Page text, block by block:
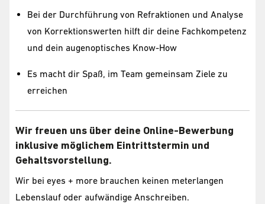
Bei der Durchführung von Refraktionen und Analyse
von Korrektionswerten hilft dir deine Fachkompetenz
und dein augenoptisches Know-How
Es macht dir Spaß, im Team gemeinsam Ziele zu
erreichen
Wir freuen uns über deine Online-Bewerbung
inklusive möglichem Eintrittstermin und
Gehaltsvorstellung.
Wir bei eyes + more brauchen keinen meterlangen
Lebenslauf oder aufwändige Anschreiben.